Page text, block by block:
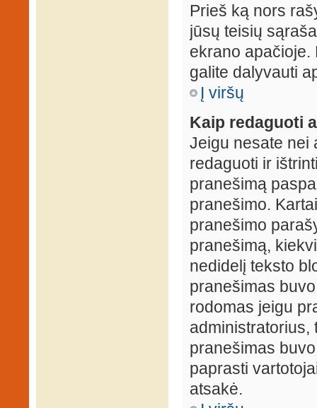
Prieš ką nors
jūsų teisių
ekrano apačioje.
galite dalyvauti
Į viršų
Kaip redaguoti
Jeigu nesate nei
redaguoti ir
pranešimą
pranešimo.
pranešimo
pranešimą,
nedidelį teksto
pranešimas
rodomas jeigu
administratorius,
pranešimas
paprasti
atsakė.